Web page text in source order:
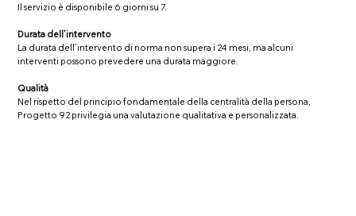
Il servizio è disponibile 6 giorni su 7.
Durata dell’intervento
La durata dell’intervento di norma non supera i 24 mesi, ma alcuni
interventi possono prevedere una durata maggiore.
Qualità
Nel rispetto del principio fondamentale della centralità della persona,
Progetto 92 privilegia una valutazione qualitativa e personalizzata.